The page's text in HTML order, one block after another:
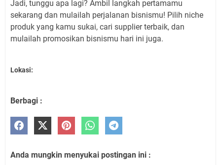
Jadi, tunggu apa lagi? Ambil langkah pertamamu
sekarang dan mulailah perjalanan bisnismu! Pilih niche
produk yang kamu sukai, cari supplier terbaik, dan
mulailah promosikan bisnismu hari ini juga.
Lokasi:
Berbagi :
Anda mungkin menyukai postingan ini :